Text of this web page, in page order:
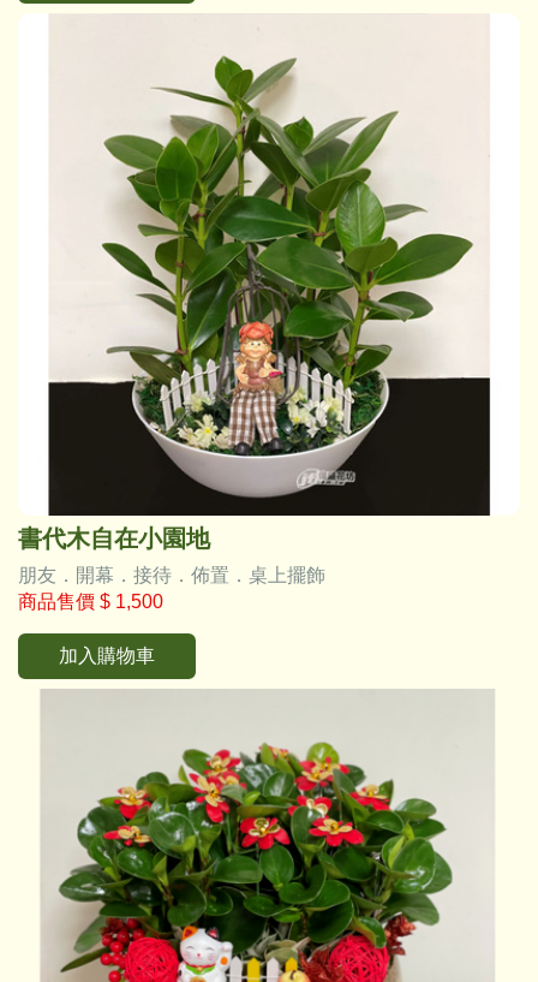
書代木自在小園地
朋友．開幕．接待．佈置．桌上擺飾
商品售價 $ 1,500
加入購物車